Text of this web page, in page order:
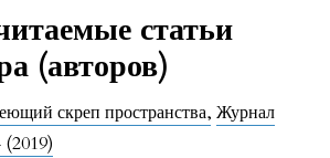
статьи
(авторов)
скреп пространства, Журнал